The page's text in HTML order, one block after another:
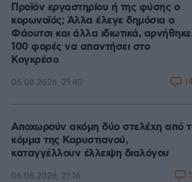
Προϊόν εργαστηρίου ή της φύσης ο
κορωνοϊός; Άλλα έλεγε δημόσια ο
Φάουτσι και άλλα ιδιωτικά, αρνήθηκε
100 φορές να απαντήσει στο
Κογκρέσο
06.08.2026, 21:40
Αποχωρούν ακόμη δύο στελέχη από
κόμμα της Καρυστιανού,
καταγγέλλουν έλλειψη διαλόγου
06.08.2026, 21:16